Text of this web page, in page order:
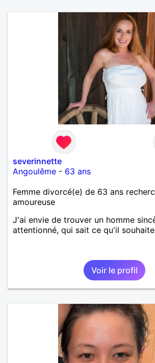
severinnette
Angoulême - 63 ans
Femme divorcé(e) de 63 ans
amoureuse
J'ai envie de trouver un homme
attentionné, qui sait ce qu'il
Voir le profil